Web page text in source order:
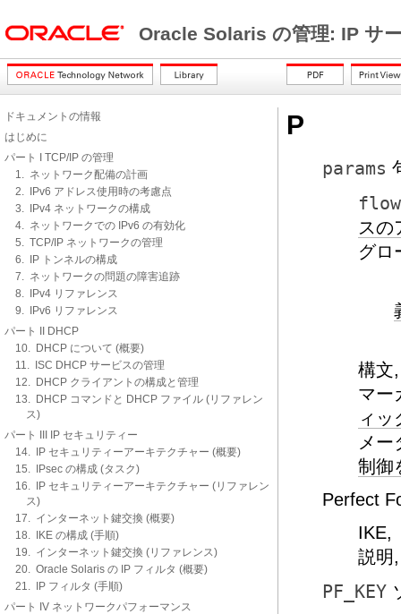
Oracle Solaris の管理: IP サ
ドキュメントの情報
はじめに
パート I TCP/IP の管理
1. ネットワーク配備の計画
2. IPv6 アドレス使用時の考慮点
3. IPv4 ネットワークの構成
4. ネットワークでの IPv6 の有効化
5. TCP/IP ネットワークの管理
6. IP トンネルの構成
7. ネットワークの問題の障害追跡
8. IPv4 リファレンス
9. IPv6 リファレンス
パート II DHCP
10. DHCP について (概要)
11. ISC DHCP サービスの管理
12. DHCP クライアントの構成と管理
13. DHCP コマンドと DHCP ファイル (リファレン
ス)
パート III IP セキュリティー
14. IP セキュリティーアーキテクチャー (概要)
15. IPsec の構成 (タスク)
16. IP セキュリティーアーキテクチャー (リファレン
ス)
17. インターネット鍵交換 (概要)
18. IKE の構成 (手順)
19. インターネット鍵交換 (リファレンス)
20. Oracle Solaris の IP フィルタ (概要)
21. IP フィルタ (手順)
パート IV ネットワークパフォーマンス
P
params
スの
グロ
構
マー
ィッ
メ
制御
Perfect
IKE,
説
PF_KEY